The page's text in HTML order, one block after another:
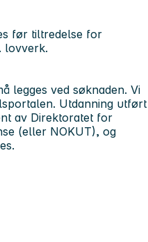
før tiltredelse for
lovverk.
legges ved søknaden. Vi
Utdanning utført
av Direktoratet for
(eller NOKUT), og